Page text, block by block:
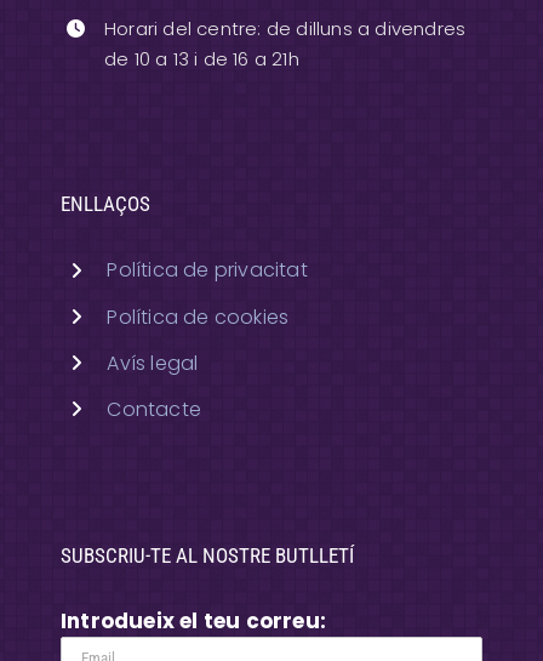
Horari del centre: de dilluns a divendres
de 10 a 13 i de 16 a 21h
ENLLAÇOS
Política de privacitat
Política de cookies
Avís legal
Contacte
SUBSCRIU-TE AL NOSTRE BUTLLETÍ
Introdueix el teu correu: